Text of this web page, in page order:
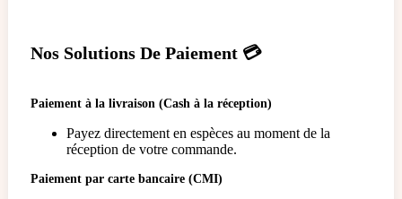
Nos Solutions De Paiement 💳
Paiement à la livraison (Cash à la réception)
Payez directement en espèces au moment de la
réception de votre commande.
Paiement par carte bancaire (CMI)